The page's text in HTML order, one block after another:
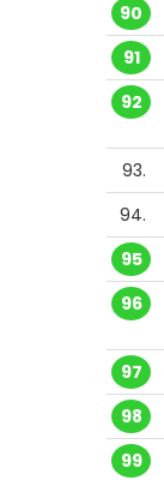
90
91
92
93.
94.
95
96
97
98
99